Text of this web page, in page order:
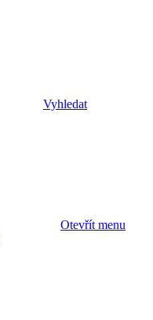
Vyhledat
Otevřít menu